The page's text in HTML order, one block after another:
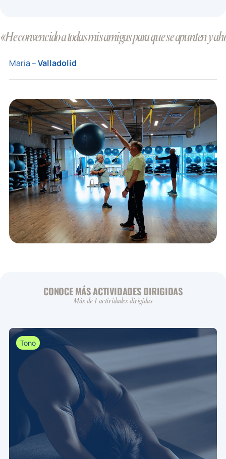
«He convencido a todas mis amigas para que se apunten y
María –Valladolid
CONOCE MÁS ACTIVIDADES DIRIGIDAS
Más de 1 actividades dirigidas
Tono